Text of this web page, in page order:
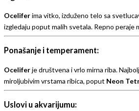
Oceliferima vitko, izduženo telo sa
izgledaju poput malih svetala. Repno peraje
Ponašanje i temperament:
Oceliferje društvena i vrlo mirna riba.
miroljubivim vrstama ribica, poput Neon
Uslovi u akvarijumu: